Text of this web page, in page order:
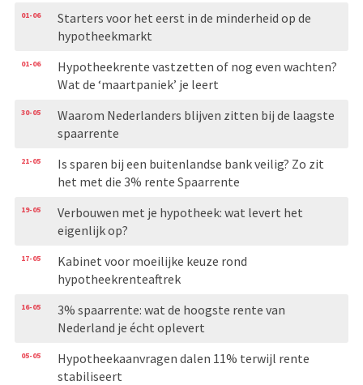
01-06
Starters voor het eerst in de minderheid op de
hypotheekmarkt
01-06
Hypotheekrente vastzetten of nog even wachten?
Wat de ‘maartpaniek’ je leert
30-05
Waarom Nederlanders blijven zitten bij de laagste
spaarrente
21-05
Is sparen bij een buitenlandse bank veilig? Zo zit
het met die 3% rente Spaarrente
19-05
Verbouwen met je hypotheek: wat levert het
eigenlijk op?
17-05
Kabinet voor moeilijke keuze rond
hypotheekrenteaftrek
16-05
3% spaarrente: wat de hoogste rente van
Nederland je écht oplevert
05-05
Hypotheekaanvragen dalen 11% terwijl rente
stabiliseert